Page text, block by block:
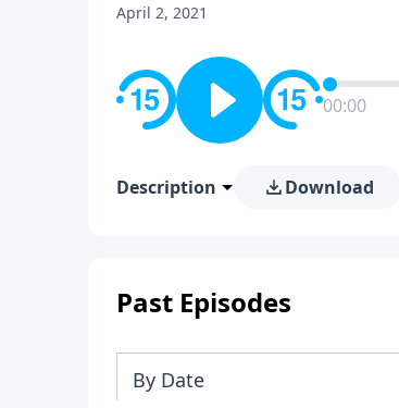
April 2, 2021
00:00
Description Download
Past Episodes
By Date